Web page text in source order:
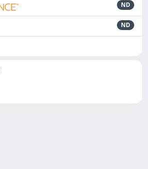
ND
ND